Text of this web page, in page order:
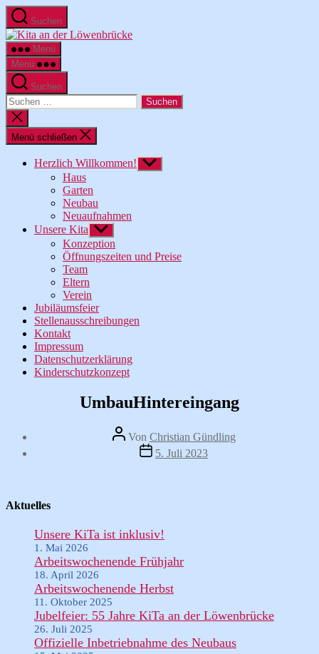
Zum
Inhalt
springen
Suchen
Kita
Menü
Menü
Suchen
Suche
nach:
Suche
schließen
Menü schließen
Herzlich Willkommen! Untermenü
anzeigen
Haus
Garten
Neubau
Neuaufnahmen
Unsere Kita Untermenü
anzeigen
Konzeption
Öffnungszeiten und Preise
Team
Eltern
Verein
Jubiläumsfeier
Stellenausschreibungen
Kontakt
Impressum
Datenschutzerklärung
Kinderschutzkonzept
UmbauHintereingang
Beitragsautor
Von Christian Gündling
Veröffentlichungsdatum
5. Juli 2023
Aktuelles
Unsere KiTa ist inklusiv!
1. Mai 2026
Arbeitswochenende Frühjahr
18. April 2026
Arbeitswochenende Herbst
11. Oktober 2025
Jubelfeier: 55 Jahre KiTa an der Löwenbrücke
26. Juli 2025
Offizielle Inbetriebnahme des Neubaus